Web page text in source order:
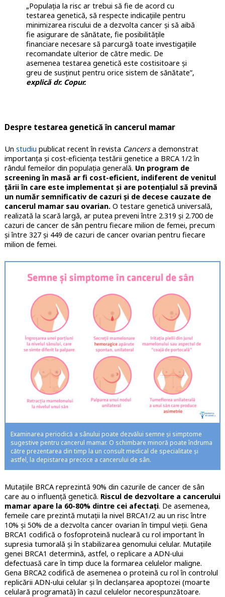
„Populația la risc ar trebui să fie de acord cu
testarea genetică, să respecte indicațiile pentru
minimizarea riscului de a dezvolta cancer și să aibă
fie asigurare de sănătate, fie posibilitățile
financiare necesare să parcurgă toate investigațiile
recomandate ulterior de către medic. De
asemenea testarea genetică este costisitoare și
greu de susținut pentru orice sistem de sănătate”,
explică dr. Copur.
Despre testarea genetică în cancerul mamar
Un studiu publicat recent în revista Cancersa demonstrat
importanța și cost-eficiența testării genetice a BRCA 1/2 în
rândul femeilor din populația generală. Un program de
screening în masă ar fi cost-eficient, indiferent de venitul
țării în care este implementat și are potențialul să prevină
un număr semnificativ de cazuri și de decese cauzate de
cancerul mamar sau ovarian. O testare genetică universală,
realizată la scară largă, ar putea preveni între 2.319 și 2.700 de
cazuri de cancer de sân pentru fiecare milion de femei, precum
și între 327 și 449 de cazuri de cancer ovarian pentru fiecare
milion de femei.
Examinarea periodică a sânului poate dezvălui semne și simptome
sugestive pentru cancerul mamar. O schimbare minoră poate îndruma
către prezentarea din timp la un consult medical de specialitate și
astfel, la depistarea precoce a cancerului de sân.
Mutațiile BRCA reprezintă 90% din cazurile de cancer de sân
care au o influență genetică. Riscul de dezvoltare a cancerului
mamar apare la 60-80% dintre cei afectați. De asemenea,
femeile care prezintă mutații la nivel BRCA1/2 au un risc între
10% și 50% de a dezvolta cancer ovarian în timpul vieții. Gena
BRCA1 codifică o fosfoproteină nucleară cu rol important în
supresia tumorală și în stabilizarea genomului celular. Mutațiile
genei BRCA1 determină, astfel, o replicare a ADN-ului
defectuasă care în timp duce la formarea celulelor maligne.
Gena BRCA2 codifică de asemenea o proteină cu rol în controlul
replicării ADN-ului celular și în declanșarea apoptozei (moarte
celulară programată) în cazul celulelor necorespunzătoare.